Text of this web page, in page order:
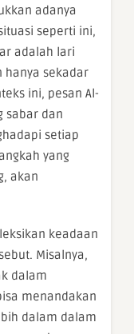
adanya
seperti ini,
adalah lari
hanya sekadar
ini, pesan Al-
sabar dan
setiap
yang
akan
keadaan
Misalnya,
dalam
menandakan
dalam dalam